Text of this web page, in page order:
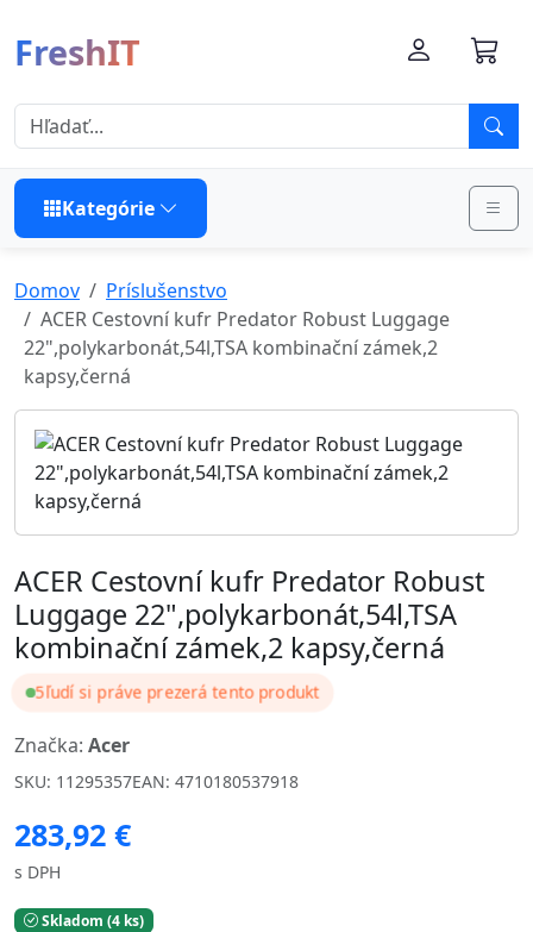
FreshIT
Kategórie
Domov
Príslušenstvo
ACER Cestovní kufr Predator Robust Luggage
22",polykarbonát,54l,TSA kombinační zámek,2
kapsy,černá
ACER Cestovní kufr Predator Robust
Luggage 22",polykarbonát,54l,TSA
kombinační zámek,2 kapsy,černá
5ľudí si práve prezerá tento produkt
Značka: Acer
SKU: 11295357EAN: 4710180537918
283,92 €
s DPH
Skladom (4 ks)